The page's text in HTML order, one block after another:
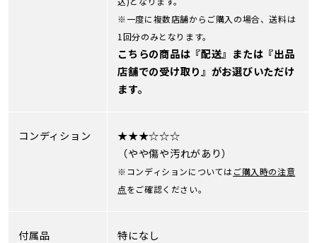
※一度に複数店舗からご購入の場合、送料は
1回分のみとなります。
こちらの商品は『配送』または『出品
店舗での受け取り』がお選びいただけ
ます。
コンディション
★★★☆☆☆
（やや傷や汚れがあり）
※コンディションについてはご購入時の注意
点をご確認ください。
付属品 特になし